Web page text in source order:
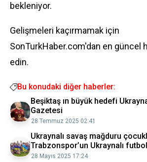
bekleniyor.
Gelişmeleri kaçırmamak için
SonTurkHaber.com'dan en güncel
edin.
Bu konudaki diğer haberler:
Beşiktaş ın büyük hedefi
Gazetesi
28 Temmuz 2025 02:41
Ukraynalı savaş mağduru
Trabzonspor’un Ukraynalı
araya geldi
28 Mayıs 2025 17:24